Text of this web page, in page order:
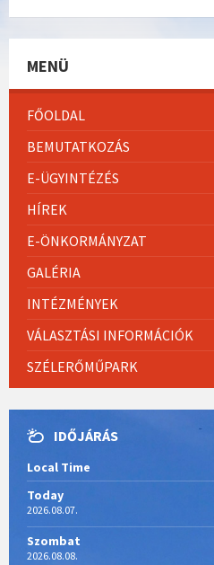
MENÜ
FŐOLDAL
BEMUTATKOZÁS
E-ÜGYINTÉZÉS
HÍREK
E-ÖNKORMÁNYZAT
GALÉRIA
INTÉZMÉNYEK
VÁLASZTÁSI INFORMÁCIÓK
SZÉLERŐMŰPARK
IDŐJÁRÁS
Local Time
Today
2026.08.07.
Szombat
2026.08.08.